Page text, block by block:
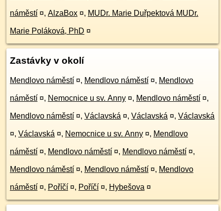
náměstí ¤, AlzaBox ¤, MUDr. Marie Duřpektová MUDr.
Marie Poláková, PhD ¤
Zastávky v okolí
Mendlovo náměstí ¤, Mendlovo náměstí ¤, Mendlovo
náměstí ¤, Nemocnice u sv. Anny ¤, Mendlovo náměstí ¤,
Mendlovo náměstí ¤, Václavská ¤, Václavská ¤, Václavská
¤, Václavská ¤, Nemocnice u sv. Anny ¤, Mendlovo
náměstí ¤, Mendlovo náměstí ¤, Mendlovo náměstí ¤,
Mendlovo náměstí ¤, Mendlovo náměstí ¤, Mendlovo
náměstí ¤, Poříčí ¤, Poříčí ¤, Hybešova ¤